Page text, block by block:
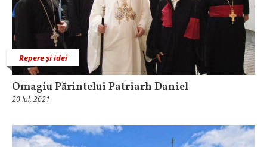
Repere și idei
Omagiu Părintelui Patriarh Daniel
20 Iul, 2021